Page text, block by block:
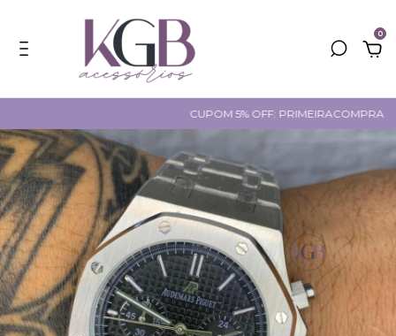
0
CUPOM 5% OFF: PRIMEIRACOMPRA